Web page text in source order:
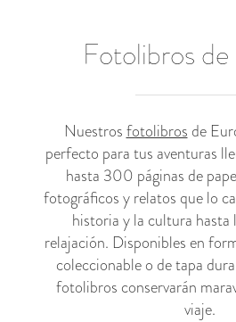
Fotolibros
Nuestrosfotolibros de
perfecto para tus aventuras
hasta 300 páginas de
fotográficos y relatos que lo
historia y la cultura hasta
relajación. Disponibles en
coleccionable o de tapa
fotolibros conservarán
viaje.